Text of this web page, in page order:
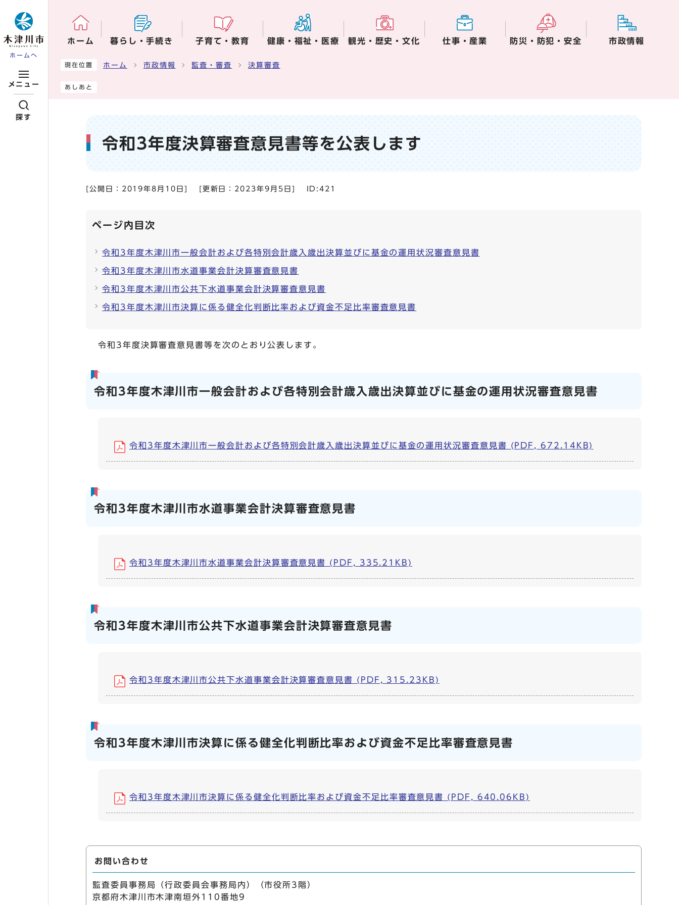
ホームへ
メニュー
探す
ホーム 暮らし・手続き 子育て・教育 健康・福祉・医療 観光・歴史・文化 仕事・産業 防災・防犯・安全 市政情報
ここから本文です
現在位置 ホーム 市政情報 監査・審査 決算審査
あしあと
令和3年度決算審査意見書等を公表します
[公開日： 2019年8月10日 [更新日： 2023年9月5日 ID:421
ページ内目次
令和3年度木津川市一般会計および各特別会計歳入歳出決算並びに基金の運用状況審査意見書
令和3年度木津川市水道事業会計決算審査意見書
令和3年度木津川市公共下水道事業会計決算審査意見書
令和3年度木津川市決算に係る健全化判断比率および資金不足比率審査意見書
令和3年度決算審査意見書等を次のとおり公表します。
令和3年度木津川市一般会計および各特別会計歳入歳出決算並びに基金の運用状況審査意見書
令和3年度木津川市一般会計および各特別会計歳入歳出決算並びに基金の運用状況審査意見書 (PDF, 672.14KB)
令和3年度木津川市水道事業会計決算審査意見書
令和3年度木津川市水道事業会計決算審査意見書 (PDF, 335.21KB)
令和3年度木津川市公共下水道事業会計決算審査意見書
令和3年度木津川市公共下水道事業会計決算審査意見書 (PDF, 315.23KB)
令和3年度木津川市決算に係る健全化判断比率および資金不足比率審査意見書
令和3年度木津川市決算に係る健全化判断比率および資金不足比率審査意見書 (PDF, 640.06KB)
お問い合わせ
監査委員事務局（行政委員会事務局内）（市役所3階）
京都府木津川市木津南垣外110番地9